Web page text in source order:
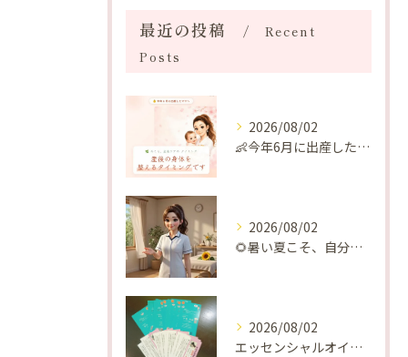
最近の投稿
Recent
Posts
2026/08/02
👶今年6月に出産したママへ♡
2026/08/02
🌻暑い夏こそ、自分の身体を整える時間を♡
2026/08/02
エッセンシャルオイルプレゼントご当選番号発表 2026年8月